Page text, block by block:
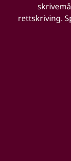
rettskriving.